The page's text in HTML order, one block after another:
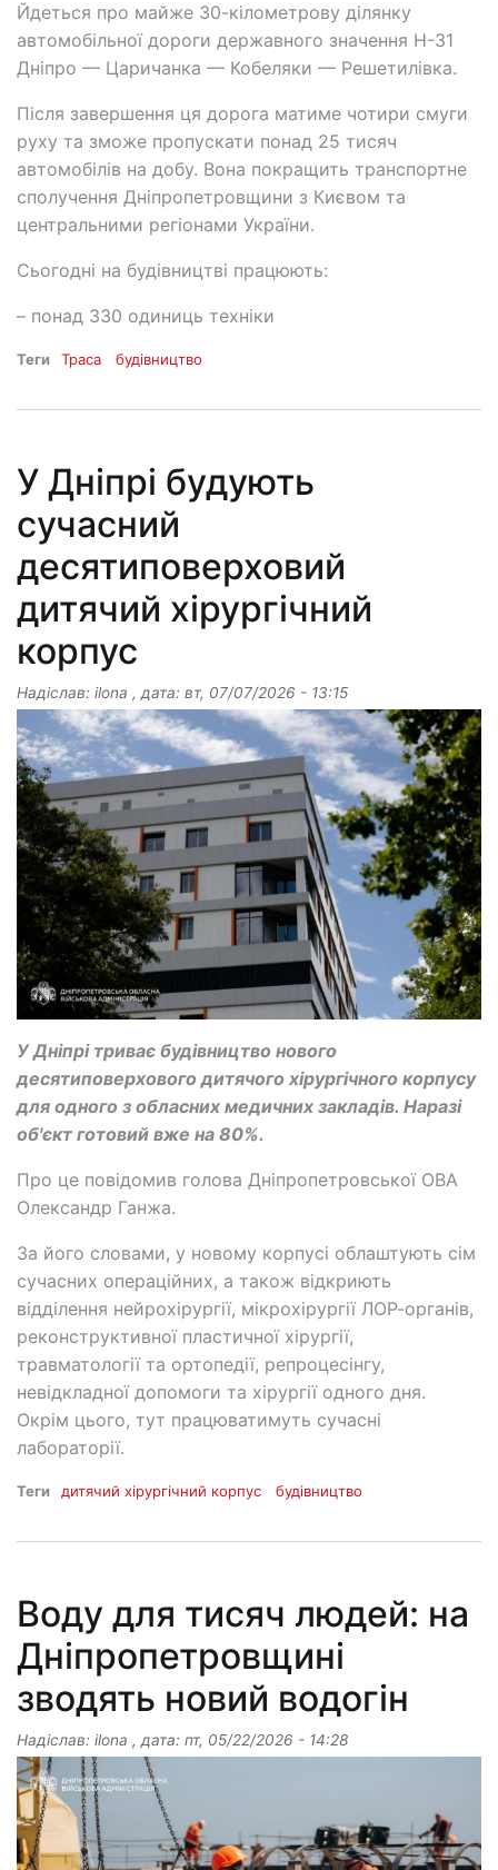
Йдеться про майже 30-кілометрову ділянку
автомобільної дороги державного значення Н-31
Дніпро — Царичанка — Кобеляки — Решетилівка.
Після завершення ця дорога матиме чотири смуги
руху та зможе пропускати понад 25 тисяч
автомобілів на добу. Вона покращить транспортне
сполучення Дніпропетровщини з Києвом та
центральними регіонами України.
Сьогодні на будівництві працюють:
– понад 330 одиниць техніки
Теги Траса будівництво
У Дніпрі будують
сучасний
десятиповерховий
дитячий хірургічний
корпус
Надіслав: ilona , дата: вт, 07/07/2026 - 13:15
У Дніпрі триває будівництво нового
десятиповерхового дитячого хірургічного корпусу
для одного з обласних медичних закладів. Наразі
об'єкт готовий вже на 80%.
Про це повідомив голова Дніпропетровської ОВА
Олександр Ганжа.
За його словами, у новому корпусі облаштують сім
сучасних операційних, а також відкриють
відділення нейрохірургії, мікрохірургії ЛОР-органів,
реконструктивної пластичної хірургії,
травматології та ортопедії, репроцесінгу,
невідкладної допомоги та хірургії одного дня.
Окрім цього, тут працюватимуть сучасні
лабораторії.
Теги дитячий хірургічний корпус будівництво
Воду для тисяч людей: на
Дніпропетровщині
зводять новий водогін
Надіслав: ilona , дата: пт, 05/22/2026 - 14:28